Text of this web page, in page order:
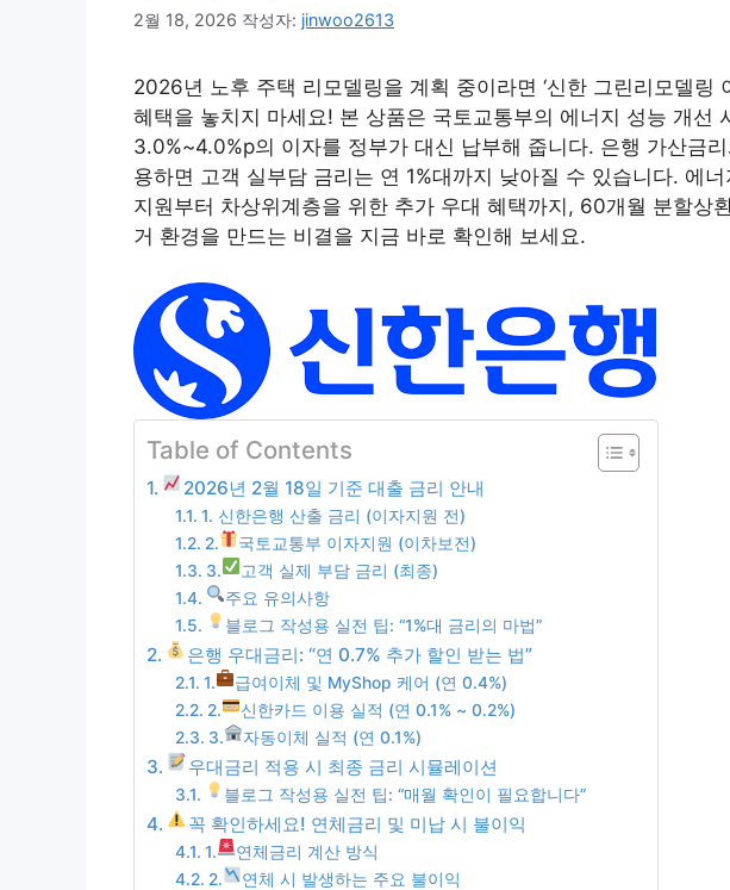
2월 18, 2026 작성자: jinwoo2613
2026년 노후 주택 리모델링을 계획 중이라면 ‘신한 그린리모델링
혜택을 놓치지 마세요! 본 상품은 국토교통부의 에너지 성능 개선
3.0%~4.0%p의 이자를 정부가 대신 납부해 줍니다. 은행 가산금
용하면 고객 실부담 금리는 연 1%대까지 낮아질 수 있습니다. 에
지원부터 차상위계층을 위한 추가 우대 혜택까지, 60개월 분할상
거 환경을 만드는 비결을 지금 바로 확인해 보세요.
Table of Contents
2026년 2월 18일 기준 대출 금리 안내
1. 신한은행 산출 금리 (이자지원 전)
2.
국토교통부 이자지원 (이차보전)
3.
고객 실제 부담 금리 (최종)
주요 유의사항
블로그 작성용 실전 팁: “1%대 금리의 마법”
은행 우대금리: “연 0.7% 추가 할인 받는 법”
1.
급여이체 및 MyShop 케어 (연 0.4%)
2.
신한카드 이용 실적 (연 0.1% ~ 0.2%)
3.
자동이체 실적 (연 0.1%)
우대금리 적용 시 최종 금리 시뮬레이션
블로그 작성용 실전 팁: “매월 확인이 필요합니다”
꼭 확인하세요! 연체금리 및 미납 시 불이익
1.
연체금리 계산 방식
2.
연체 시 발생하는 주요 불이익